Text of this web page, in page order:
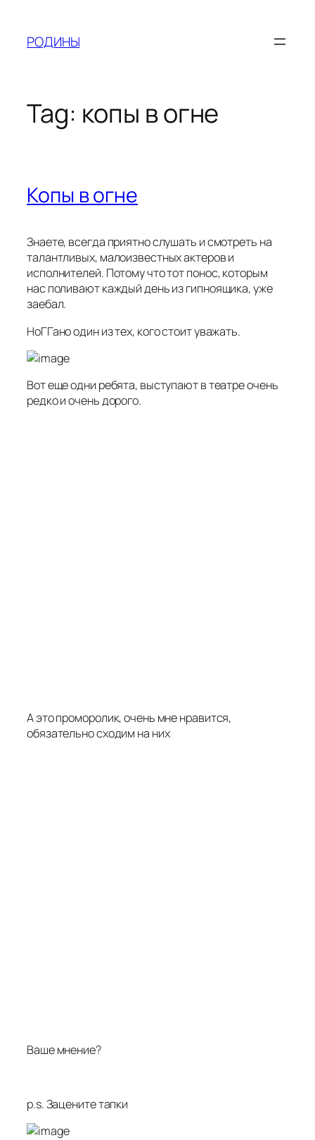
content
РОДИНЫ
Tag: копы в огне
Копы в огне
Знаете, всегда приятно слушать и смотреть на
талантливых, малоизвестных актеров и
исполнителей. Потому что тот понос, которым
нас поливают каждый день из гипноящика, уже
заебал.
НоГГано один из тех, кого стоит уважать.
Вот еще одни ребята, выступают в театре очень
редко и очень дорого.
А это проморолик, очень мне нравится,
обязательно сходим на них
Ваше мнение?
p.s. Зацените тапки